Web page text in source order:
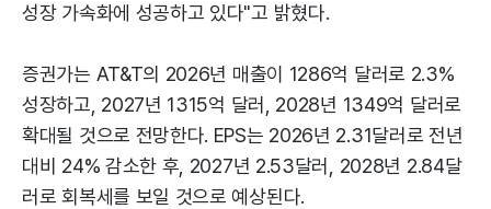
성장 가속화에 성공하고 있다"고 밝혔다.
증권가는 AT&T의 2026년 매출이 1286억 달러로 2.3%
성장하고, 2027년 1315억 달러, 2028년 1349억 달러로
확대될 것으로 전망한다. EPS는 2026년 2.31달러로 전년
대비 24% 감소한 후, 2027년 2.53달러, 2028년 2.84달
러로 회복세를 보일 것으로 예상된다.